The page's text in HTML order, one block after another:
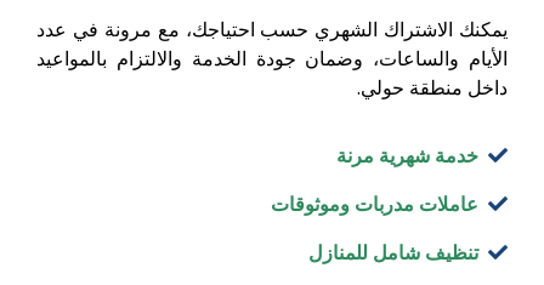
يمكنك الاشتراك الشهري حسب احتياجك، مع مرونة في عدد
الأيام والساعات، وضمان جودة الخدمة والالتزام بالمواعيد
داخل منطقة حولي.
خدمة شهرية مرنة
عاملات مدربات وموثوقات
تنظيف شامل للمنازل